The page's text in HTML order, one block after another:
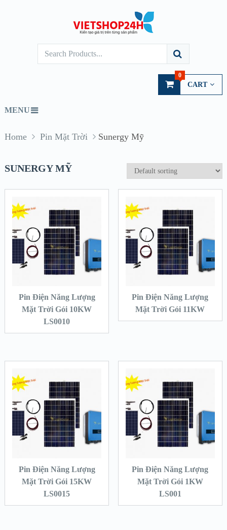
CART
0
MENU
Home Pin Mặt Trời Sunergy Mỹ
SUNERGY MỸ
Pin Điện Năng Lượng
Mặt Trời Gói 10KW
LS0010
Pin Điện Năng Lượng
Mặt Trời Gói 11KW
Pin Điện Năng Lượng
Mặt Trời Gói 15KW
LS0015
Pin Điện Năng Lượng
Mặt Trời Gói 1KW
LS001